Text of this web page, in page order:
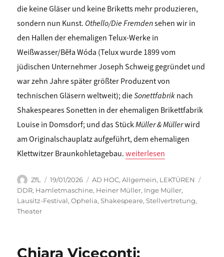
die keine Gläser und keine Briketts mehr produzieren,
sondern nun Kunst. Othello/Die Fremdensehen wir in
den Hallen der ehemaligen Telux-Werke in
Weißwasser/Běła Wóda (Telux wurde 1899 vom
jüdischen Unternehmer Joseph Schweig gegründet und
war zehn Jahre später größter Produzent von
technischen Gläsern weltweit); dieSonettfabriknach
Shakespeares Sonetten in der ehemaligen Brikettfabrik
Louise in Domsdorf; und das StückMüller & Müllerwird
am Originalschauplatz aufgeführt, dem ehemaligen
Klettwitzer Braunkohletagebau.„Katrin Trüstedt: Im Rücken
weiterlesen
Autor
ZfL
Veröffentlicht
am
19/01/2026 Kategorien
AD HOC,Allgemein, LEKTÜREN
DDR, Hamletmaschine, Heiner Müller, Inge Müller,
Lausitz-Festival,Ophelia,Shakespeare,Stellvertretung,
Theater
Chiara Viceconti: